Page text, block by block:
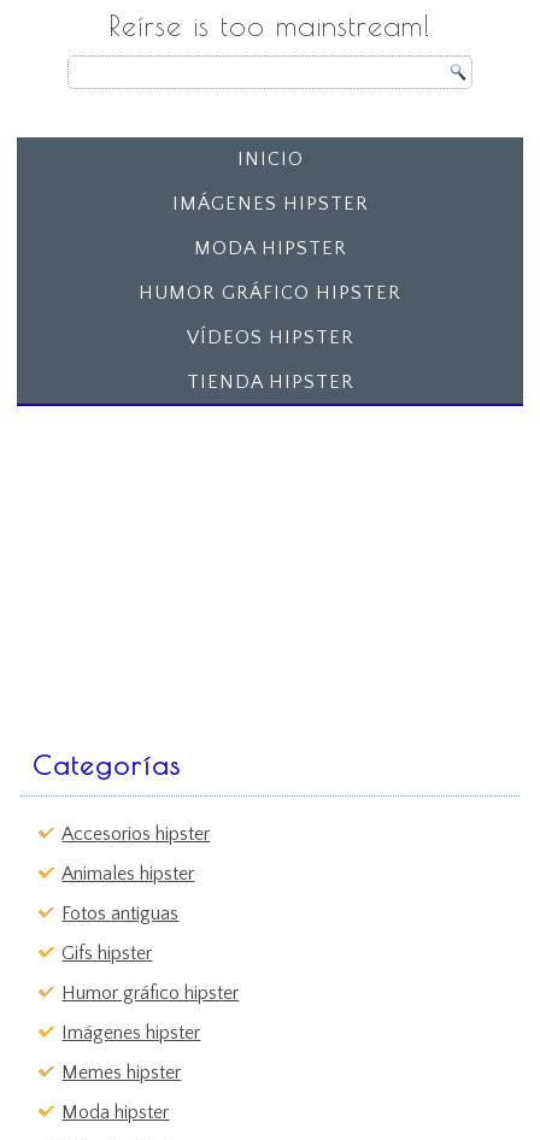
Reírse is too mainstream!
INICIO
IMÁGENES HIPSTER
MODA HIPSTER
HUMOR GRÁFICO HIPSTER
VÍDEOS HIPSTER
TIENDA HIPSTER
Categorías
Accesorios hipster
Animales hipster
Fotos antiguas
Gifs hipster
Humor gráfico hipster
Imágenes hipster
Memes hipster
Moda hipster